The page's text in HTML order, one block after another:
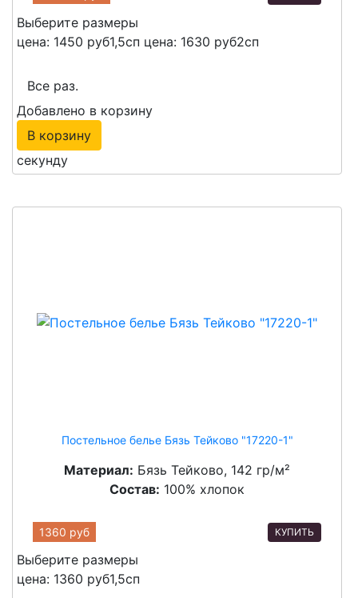
Выберите размеры
цена: 1450 руб1,5сп цена: 1630 руб2сп
Все раз.
Добавлено в корзину
В корзину
секунду
Постельное белье Бязь Тейково "17220-1"
Материал: Бязь Тейково, 142 гр/м²
Состав: 100% хлопок
1360 руб КУПИТЬ
Выберите размеры
цена: 1360 руб1,5сп